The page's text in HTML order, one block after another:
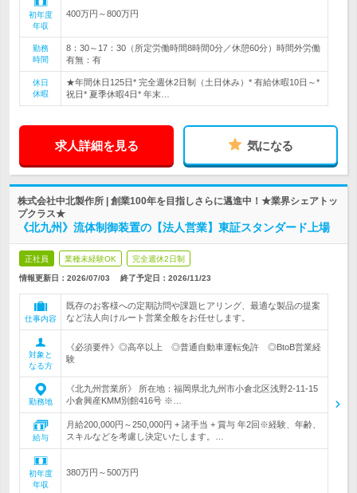
初年度
年収
400万円～800万円
勤務
時間
8：30～17：30（所定労働時間8時間0分／休憩60分）時間外労働
有無：有
休日
休暇
★年間休日125日* 完全週休2日制（土日休み）* 有給休暇10日～*
祝日* 夏季休暇4日* 年末…
求人詳細を見る 気になる
株式会社中北製作所 | 創業100年を目指しさらに邁進中！★業界シェアトッ
プクラス★
《北九州》流体制御装置の【法人営業】東証スタンダード上場
正社員 業種未経験OK 完全週休2日制
情報更新日：2026/07/03 終了予定日： 2026/11/23
仕事内容
既存のお客様への定期訪問や課題ヒアリング、最適な製品の提案
など法人向けルート営業全般をお任せします。
対象と
なる方
《必須要件》◎高卒以上 ◎普通自動車運転免許 ◎BtoB営業経
験
勤務地
《北九州営業所》 所在地：福岡県北九州市小倉北区浅野2-11-15
小倉興産KMM別館416号 ※…
給与
月給200,000円～250,000円 + 諸手当 + 賞与 年2回※経験、年齢、
スキルなどを考慮し決定いたします。…
初年度
年収
380万円～500万円